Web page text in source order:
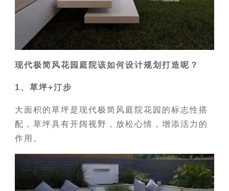
现代极简风花园庭院该如何设计规划打造呢？
1、草坪+汀步
大面积的草坪是现代极简风庭院花园的标志性搭
配，草坪具有开阔视野，放松心情，增添活力的
作用。